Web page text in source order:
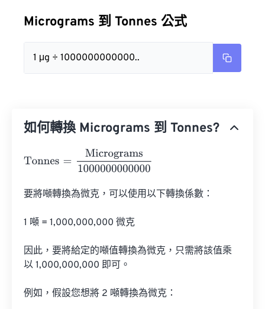
Micrograms 到 Tonnes 公式
1 μg ÷ 1000000000000..
如何轉換 Micrograms 到 Tonnes?
Tonnes Micrograms1000000000000
要將噸轉換為微克，可以使用以下轉換係數：
1 噸 = 1,000,000,000 微克
因此，要將給定的噸值轉換為微克，只需將該值乘
以 1,000,000,000 即可。
例如，假設您想將 2 噸轉換為微克：